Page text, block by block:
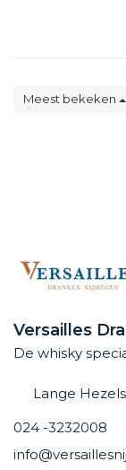
Meest bekeken
Versailles
De whisky
Lange
024 -3232008